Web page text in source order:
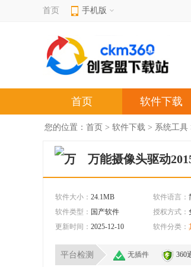
首页 手机版
首页 软件下载
您的位置： 首页 > 软件下载 > 系统工具
万能摄像头驱动
软件大小： 24.1MB 软件语言：
软件类型： 国产软件 授权方式：
更新时间： 2025-12-10 软件分类：
平台检测 无插件 360